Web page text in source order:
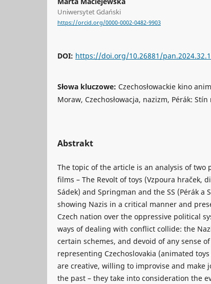
Uniwersytet Gdański
https://orcid.org/0000-0002-0482-9903
DOI: https://doi.org/10.26881/
Słowa kluczowe: Czechosłowackie kino
Moraw, Czechosłowacja, nazizm, Pérák:
Abstrakt
The topic of the article is an analysis of two
films – The Revolt of toys (Vzpoura hraček,
Sádek) and Springman and the SS (Pérák a
showing Nazis in a critical manner and
Czech nation over the oppressive political
ways of dealing with conflict collide: the
certain schemes, and devoid of any sense
representing Czechoslovakia (animated
are creative, willing to improvise and make
the past – they take into consideration the